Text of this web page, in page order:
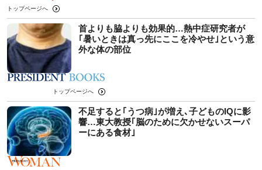
トップページへ
首よりも脇よりも効果的…熱中症研究者が
｢暑いときは真っ先にここを冷やせ｣という意
外な体の部位
トップページへ
不足すると｢うつ病｣が増え､子どものIQに影
響…東大教授｢脳のために欠かせないスーパ
ーにある食材｣